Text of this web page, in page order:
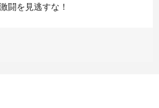
闘を見逃すな！